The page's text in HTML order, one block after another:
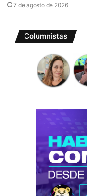
7 de agosto de 2026
Columnistas